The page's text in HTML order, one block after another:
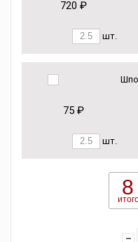
720 ₽
шт.
75 ₽
шт.